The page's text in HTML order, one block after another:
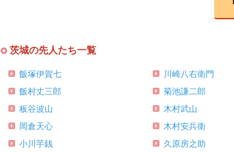
茨城の先人たち一覧
飯塚伊賀七
飯村丈三郎
板谷波山
岡倉天心
小川芋銭
川崎八右衛門
菊池謙二郎
木村武山
木村安兵衛
久原房之助